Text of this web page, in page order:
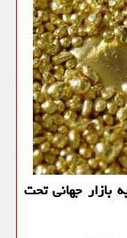
بازار جهانی تحت